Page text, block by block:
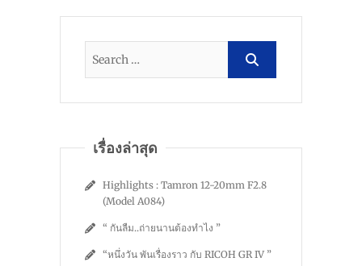
เรื่องล่าสุด
Highlights : Tamron 12-20mm F2.8
(Model A084)
“ กันลืม..ถ่ายนานต้องทำไง ”
“หนึ่งวัน พันเรื่องราว กับ RICOH GR IV ”